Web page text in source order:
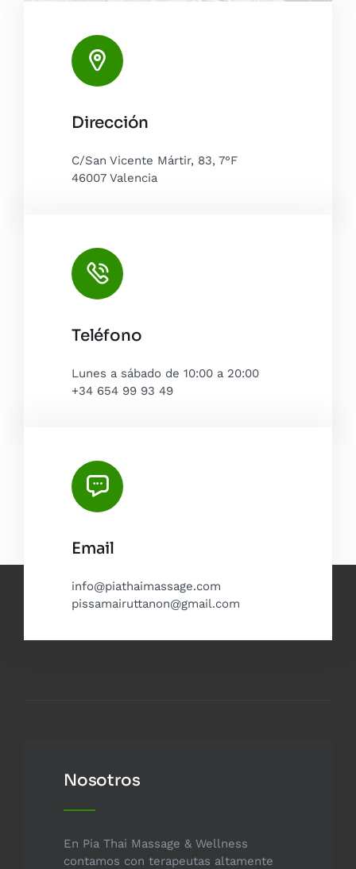
|Map tiles byCARTO
OpenStreetMap, under ODbL.
Dirección
C/San Vicente Mártir, 83, 7°F
46007 Valencia
Teléfono
Lunes a sábado de 10:00 a 20:00
+34 654 99 93 49
Email
info@piathaimassage.com
pissamairuttanon@gmail.com
Nosotros
En Pia Thai Massage & Wellness
contamos con terapeutas altamente